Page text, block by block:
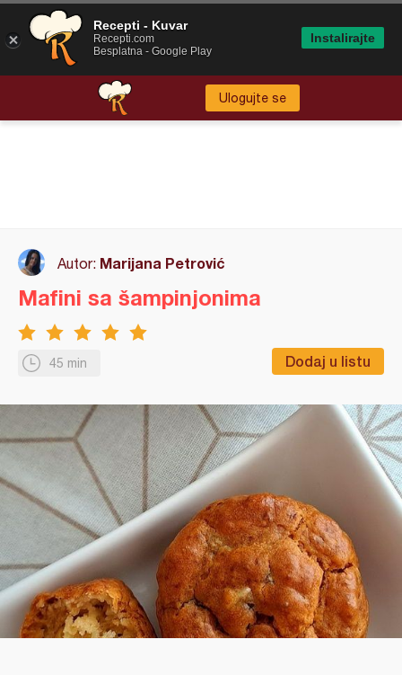
Ulogujte se
Autor: Marijana Petrović
45 min Dodaj u listu
Mafini sa šampinjonima
Recepti - Kuvar
Recepti.com
Besplatna - Google Play
Instalirajte